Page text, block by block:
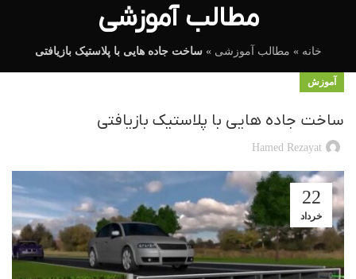
مطالب آموزشی
خانه » مطالب آموزشی »ساخت جاده هایی با پلاستیک بازیافتی
آموزش
ساخت جاده هایی با پلاستیک بازیافتی
Hamed Rezayat
22
خرداد